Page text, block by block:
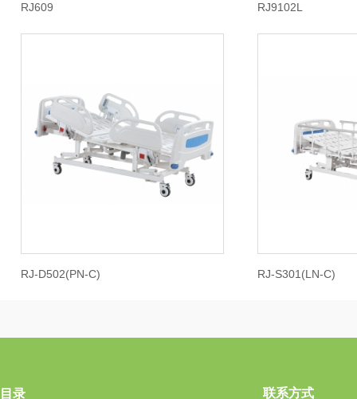
RJ609 RJ9102L
RJ-D502(PN-C) RJ-S301(LN-C)
目录 联系方式